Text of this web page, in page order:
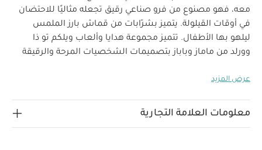
معه، فهو مصنوع من فرو صناعي رقيق تجعله مثاليًا للاحتضان
في أوقات القيلولة. يتميز بشرّابات من قماش بارز الملمس
ليلهو بها الأطفال. تتميز مجموعة هدايا وألعاب ويلكم تو ذا
وورلد من ماماز وباباز بتصميمات الشخصيات المرحة والرقيقة
الأفضل مبيعًا من فرو صناعي ناعم لتمنح طفلك ملمسًا فاخرًا
ورمادية فاتحة ويزينها لمسات بألوان مميزة لتكون إضافة
عرض المزيد
معلومات العلامة التجارية